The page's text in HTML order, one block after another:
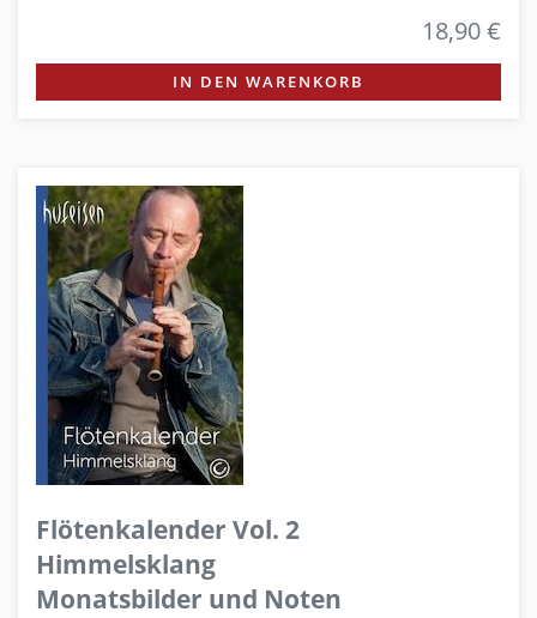
18,90 €
IN DEN WARENKORB
Flötenkalender Vol. 2
Himmelsklang
Monatsbilder und Noten